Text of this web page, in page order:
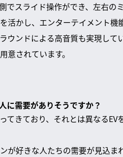
でスライド操作ができ、左右の
活かし、エンターテイメント
ウンドによる高音質も実現して
意されています。
に需要がありそうですか？
てきており、それとは異なる
が好きな人たちの需要が見込ま